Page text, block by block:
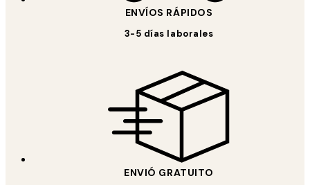
ENVÍOS RÁPIDOS
3-5 días laborales
ENVIÓ GRATUITO